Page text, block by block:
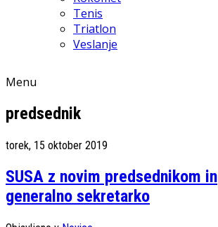
Tenis
Triatlon
Veslanje
Menu
predsednik
torek, 15 oktober 2019
SUSA z novim predsednikom in
generalno sekretarko